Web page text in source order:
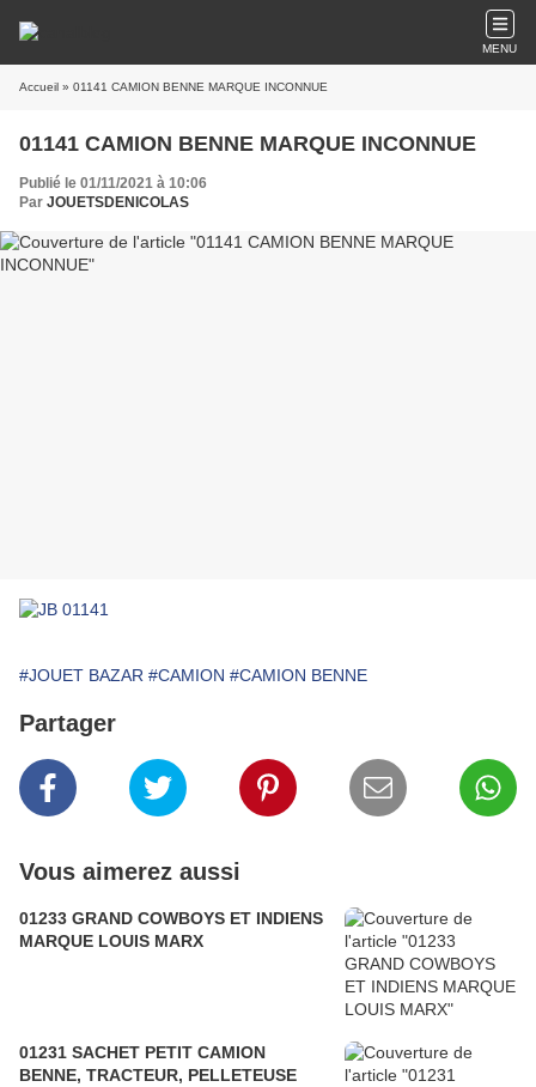
MENU
Accueil » 01141 CAMION BENNE MARQUE INCONNUE
01141 CAMION BENNE MARQUE INCONNUE
Publié le 01/11/2021 à 10:06
Par JOUETSDENICOLAS
#JOUET BAZAR #CAMION #CAMION BENNE
Partager
Vous aimerez aussi
01233 GRAND COWBOYS ET INDIENS
MARQUE LOUIS MARX
01231 SACHET PETIT CAMION
BENNE, TRACTEUR, PELLETEUSE